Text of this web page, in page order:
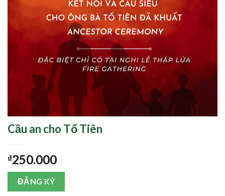
Cầu an cho Tổ Tiên
₫250.000
ĐĂNG KÝ